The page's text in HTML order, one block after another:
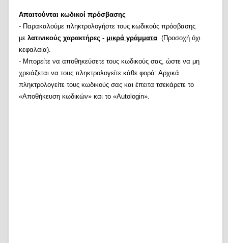
Απαιτούνται κωδικοί πρόσβασης
- Παρακαλούμε πληκτρολογήστε τους κωδικούς πρόσβασης
με λατινικούς χαρακτήρες - μικρά γράμματα(Προσοχή όχι
κεφαλαία).
- Μπορείτε να αποθηκεύσετε τους κωδικούς σας, ώστε να μη
χρειάζεται να τους πληκτρολογείτε κάθε φορά: Αρχικά
πληκτρολογείτε τους κωδικούς σας και έπειτα τσεκάρετε το
«Αποθήκευση κωδικών» και το «Autologin».